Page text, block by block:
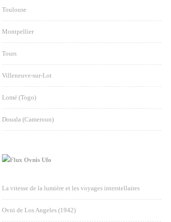
Toulouse
Montpellier
Tours
Villeneuve-sur-Lot
Lomé (Togo)
Douala (Cameroun)
Ovnis Ufo
La vitesse de la lumière et les voyages interstellaires
Ovni de Los Angeles (1942)